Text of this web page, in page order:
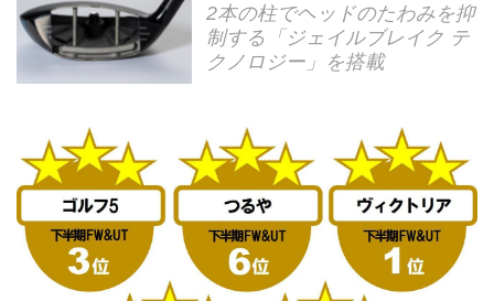
2本の柱でヘッドのたわみを抑
制する「ジェイルブレイク テ
クノロジー」を搭載